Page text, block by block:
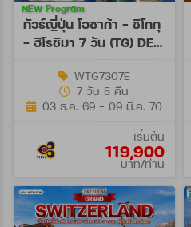
ทัวร์ญี่ปุ่น โอซาก้า - ชิโกกุ
- ฮิโรชิมา 7 วัน (TG) DEC
NEW Program
WTG7307E
7 วัน 5 คืน
03 ธ.ค. 69 - 09 มี.ค. 70
เริ่มต้น
119,900
บาท/ท่าน